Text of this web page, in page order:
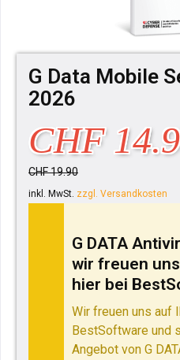
G Data Mobile
2026
CHF
CHF 19.90
inkl. MwSt. zzgl. Versandkosten
G DATA
wir freuen
hier bei
Wir freuen uns auf
BestSoftware und
Angebot von G